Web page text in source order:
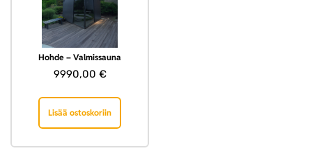
Hohde – Valmissauna
9990,00 €
Lisää ostoskoriin